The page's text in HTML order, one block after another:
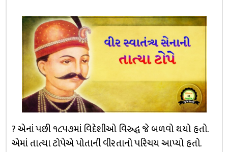
? એનાં પછી ૧૮૫૭માં વિદેશીઓ વિરુદ્ધ જે બળવો થયો હતો.
એમાં તાત્યા ટોપેએ પોતાની વીરતાનો પરિચય આપ્યો હતો.